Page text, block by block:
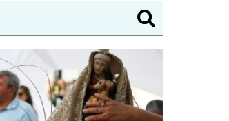
ao Centro
de Candidatura